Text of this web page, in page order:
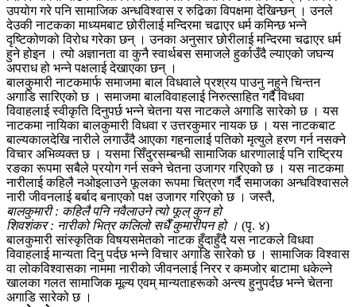
उपयोग गरे पनि सामाजिक अन्धविश्वास र रुढिका विपक्षमा देखिन्छन् । उनले
देउकी नाटकका माध्यमबाट छोरीलाई मन्दिरमा चढाएर धर्म कमिन्छ भन्ने
दृष्टिकोणको विरोध गरेका छन् । उनका अनुसार छोरीलाई मन्दिरमा चढाएर धर्म
हुने होइन । त्यो अज्ञानता वा कुनै स्वार्थबस समाजले हुर्काउँदै ल्याएको जघन्य
अपराध हो भन्ने पक्षलाई देखाएका छन् ।
बालकुमारी नाटकमार्फ समाजमा बाल विधवाले प्रश्रय पाउनु नहुने चिन्तन
अगाडि सारिएको छ । समाजमा बालविवाहलाई निरुत्साहित गर्दै विधवा
विवाहलाई स्वीकृति दिनुपर्छ भन्ने चेतना यस नाटकले अगाडि सारेको छ । यस
नाटकमा नायिका बालकुमारी विधवा र उत्तरकुमार नायक छ । यस नाटकबाट
बाल्यकालदेखि नारीले लगाउँदै आएका गहनालाई पतिको मृत्युले हरण गर्न नसक्ने
विचार अभिव्यक्त छ । यसमा सिँदुरसम्बन्धी सामाजिक धारणालाई पनि राष्ट्रिय
रङका रूपमा सबैले प्रयोग गर्न सक्ने चेतना उजागर गरिएको छ । यस नाटकमा
नारीलाई कहिलै नओइलाउने फूलका रूपमा चित्रण गर्दै समाजका अन्धविश्वासले
नारी जीवनलाई बर्बाद बनाएको पक्ष उजागर गरिएको छ । जस्तै,
बालकुमारी : कहिलै पनि नवैलाउने त्यो फूल् कुन हो
शिवशंकर : नारीको भित्र कलिलो सधैँ कुमारीपन हो । (पृ. ४)
बालकुमारी सांस्कृतिक विषयसमेतको नाटक हुँदाहुँदै यस नाटकले विधवा
विवाहलाई मान्यता दिनु पर्दछ भन्ने विचार अगाडि सारेको छ । सामाजिक विश्वास
वा लोकविश्वासका नाममा नारीको जीवनलाई निरर र कमजोर बाटामा धकेल्ने
खालका गलत सामाजिक मूल्य एवम् मान्यताहरूको अन्त्य हुनुपर्दछ भन्ने चेतना
अगाडि सारेको छ ।